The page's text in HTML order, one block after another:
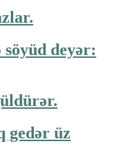
söyüd deyər:
gedər üz